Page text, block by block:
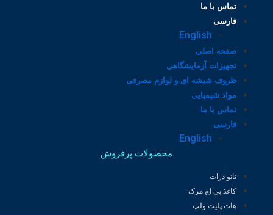
تماس با ما
فارسی
English
صفحه اصلی
تجهیزات آزمایشگاهی
ظروف شیشه ای و لوازم مصرفی
مواد شیمیایی
تماس با ما
فارسی
English
محصولات پرفروش
نانو ذرات
کاغذ پی اچ مرک
هات پلیت ولپ